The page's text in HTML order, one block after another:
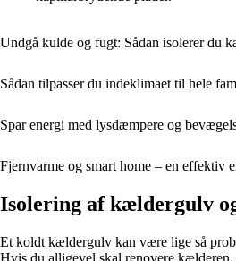
Undgå kulde og fugt: Sådan isolerer du
Sådan tilpasser du indeklimaet til hele
Spar energi med lysdæmpere og
Fjernvarme og smart home – en effektiv
Isolering af kældergulv
Et koldt kældergulv kan være lige så